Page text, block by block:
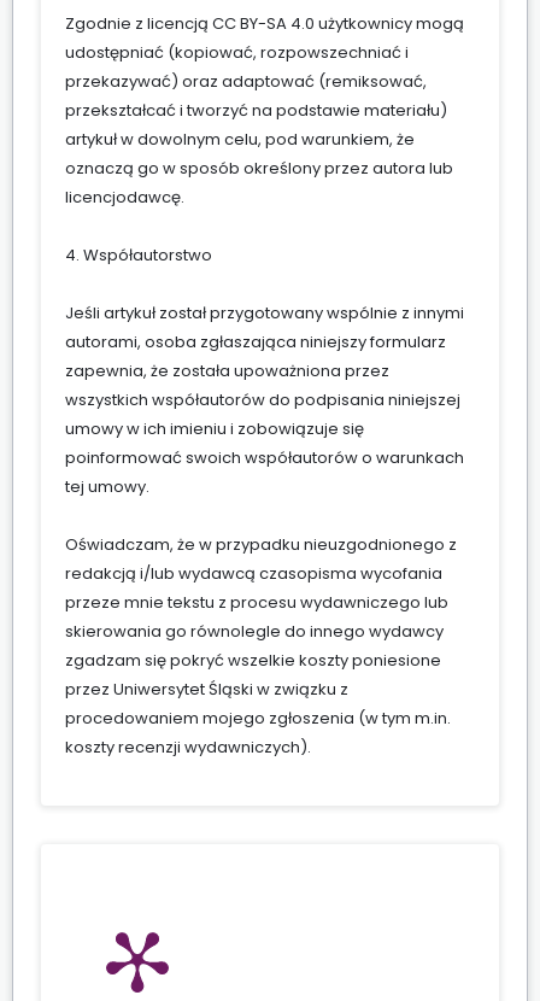
Zgodnie z licencją CC BY-SA 4.0 użytkownicy mogą
udostępniać (kopiować, rozpowszechniać i
przekazywać) oraz adaptować (remiksować,
przekształcać i tworzyć na podstawie materiału)
artykuł w dowolnym celu, pod warunkiem, że
oznaczą go w sposób określony przez autora lub
licencjodawcę.
4. Współautorstwo
Jeśli artykuł został przygotowany wspólnie z innymi
autorami, osoba zgłaszająca niniejszy formularz
zapewnia, że została upoważniona przez
wszystkich współautorów do podpisania niniejszej
umowy w ich imieniu i zobowiązuje się
poinformować swoich współautorów o warunkach
tej umowy.
Oświadczam, że w przypadku nieuzgodnionego z
redakcją i/lub wydawcą czasopisma wycofania
przeze mnie tekstu z procesu wydawniczego lub
skierowania go równolegle do innego wydawcy
zgadzam się pokryć wszelkie koszty poniesione
przez Uniwersytet Śląski w związku z
procedowaniem mojego zgłoszenia (w tym m.in.
koszty recenzji wydawniczych).